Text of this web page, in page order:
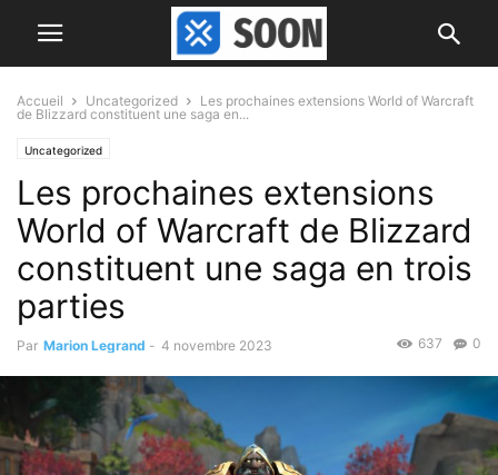
Accueil Uncategorized
Les prochaines extensions World of Warcraft
de Blizzard constituent une saga en...
Uncategorized
Les prochaines extensions
World of Warcraft de Blizzard
constituent une saga en trois
parties
Par Marion Legrand - 4 novembre 2023 0
637